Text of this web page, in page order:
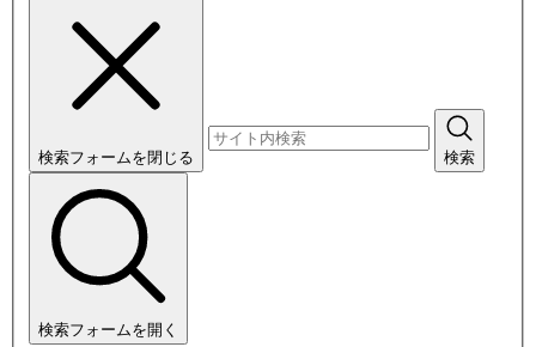
検索フォームを閉じる 検索
検索フォームを開く